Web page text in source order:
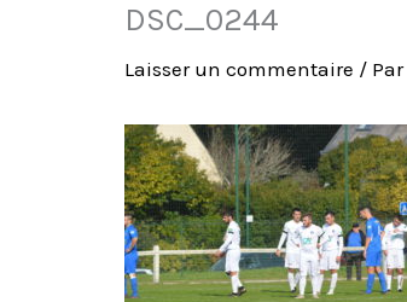
DSC_0244
Laisser un commentaire / Par